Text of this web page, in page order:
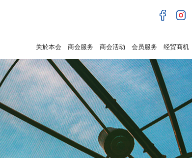
关於本会 商会服务 商会活动 会员服务 经贸商机